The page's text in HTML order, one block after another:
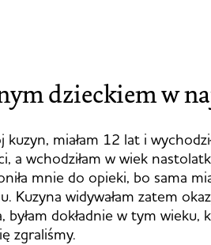
dzieckiem w
kuzyn, miałam 12 lat i
a wchodziłam w wiek
mnie do opieki, bo sama
Kuzyna widywałam zatem
dokładnie w tym wieku,
zgraliśmy.